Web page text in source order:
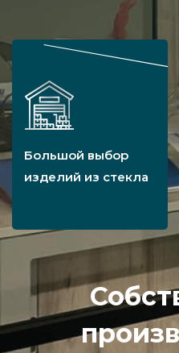
Большой выбор
изделий из стекла